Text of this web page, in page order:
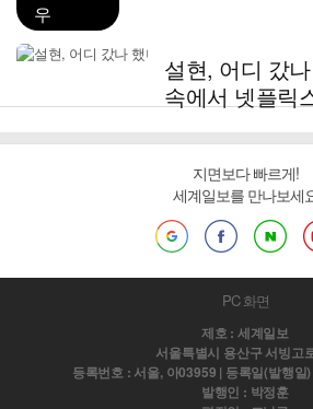
우
설현, 어디 갔
속에서 넷플릭
지면보다 빠르게!
세계일보를 만나보세
PC 화면
제호 : 세계일보
서울특별시 용산구 서빙고
등록번호 : 서울, 아03959 | 등록일(발행일
발행인 : 박정훈